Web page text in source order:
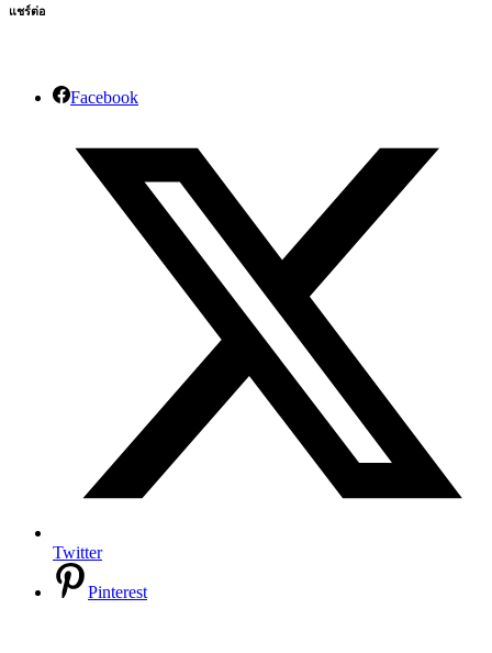
แชร์ต่อ
Facebook
Twitter
Pinterest